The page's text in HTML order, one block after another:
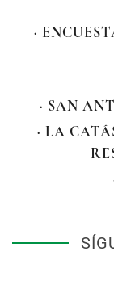
·
· SAN
· LA